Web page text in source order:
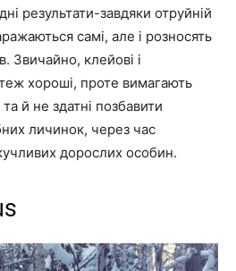
результати-завдяки отруйній
самі, але і розносять
Звичайно, клейові і
хороші, проте вимагають
й не здатні позбавити
личинок, через час
дорослих особин.